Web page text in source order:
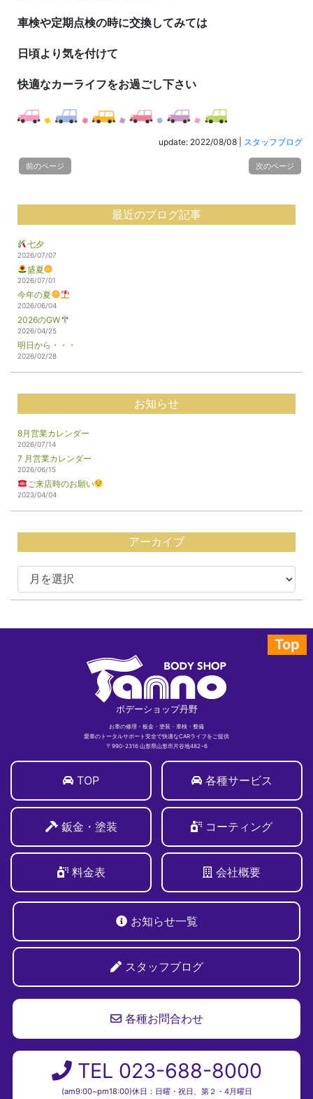
車検や定期点検の時に交換してみては
日頃より気を付けて
快適なカーライフをお過ごし下さい
update: 2022/08/08 スタッフブログ
前のページ 次のページ
最近のブログ記事
七夕
2026/07/07
盛夏
2026/07/01
今年の夏
2026/06/04
2026のGW
2026/04/25
明日から・・・
2026/02/28
お知らせ
8月営業カレンダー
2026/07/14
7 月営業カレンダー
2026/06/15
ご来店時のお願い
2023/04/04
アーカイブ
Top
ボデーショップ丹野
お車の修理・板金・塗装・車検・整備
愛車のトータルサポート安全で快適なCARライフをご提供
〒990-2316 山形県山形市片谷地482−6
TOP 各種サービス
鈑金・塗装 コーティング
料金表 会社概要
お知らせ一覧
スタッフブログ
各種お問合わせ
TEL 023-688-8000
(am9:00~pm18:00)休日：日曜・祝日、第２・4月曜日